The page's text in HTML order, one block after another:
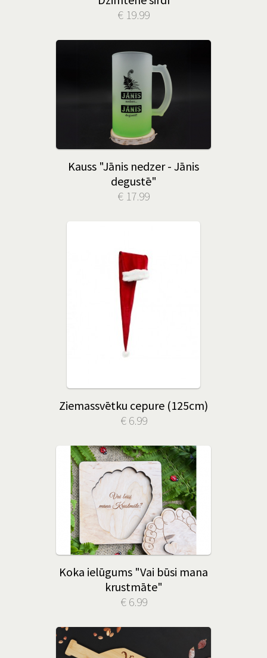
€ 19.99
Kauss "Jānis nedzer - Jānis
degustē"
€ 17.99
Ziemassvētku cepure (125cm)
€ 6.99
Koka ielūgums "Vai būsi mana
krustmāte"
€ 6.99